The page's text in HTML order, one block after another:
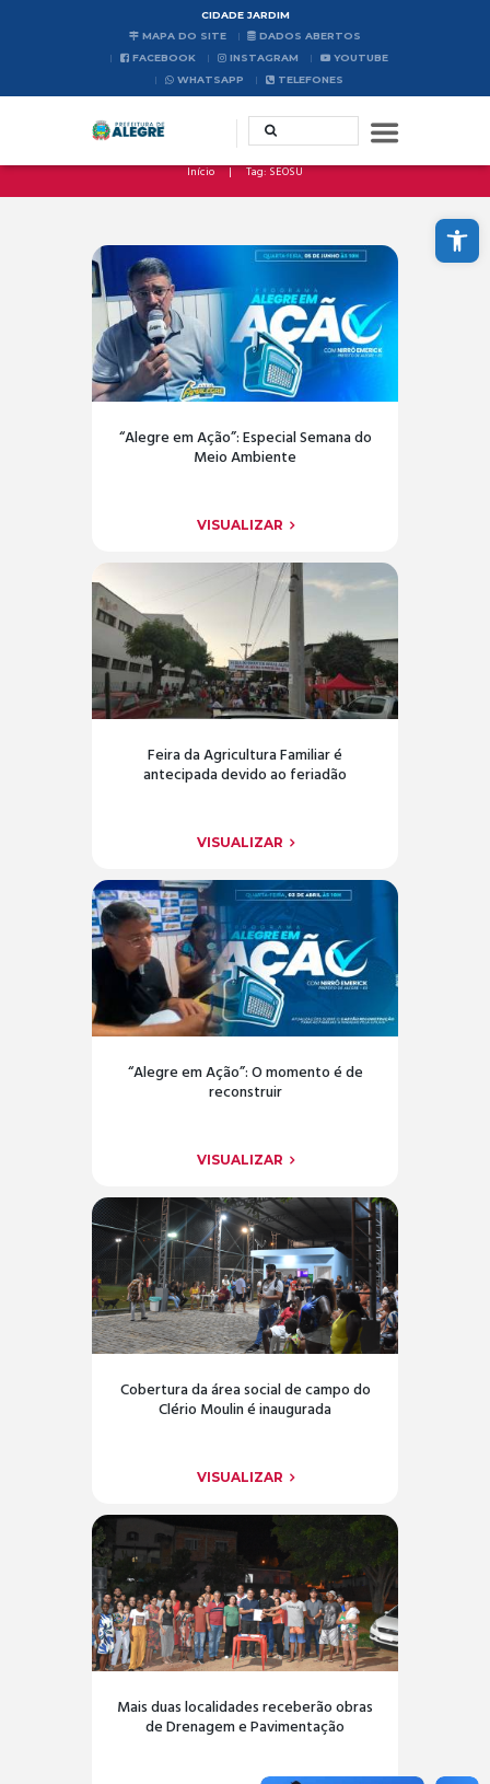
Abrir a barra de ferramentas
CIDADE JARDIM
MAPA DO SITE
DADOS ABERTOS
FACEBOOK
INSTAGRAM
YOUTUBE
WHATSAPP
TELEFONES
Início Tag: SEOSU
“Alegre em Ação”: Especial Semana do
Meio Ambiente
VISUALIZAR
Feira da Agricultura Familiar é
antecipada devido ao feriadão
VISUALIZAR
“Alegre em Ação”: O momento é de
reconstruir
VISUALIZAR
Cobertura da área social de campo do
Clério Moulin é inaugurada
VISUALIZAR
Mais duas localidades receberão obras
de Drenagem e Pavimentação